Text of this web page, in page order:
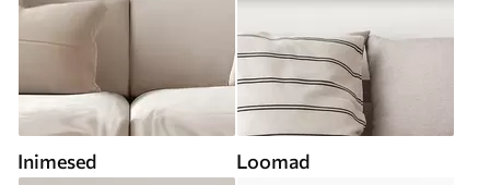
Inimesed Loomad